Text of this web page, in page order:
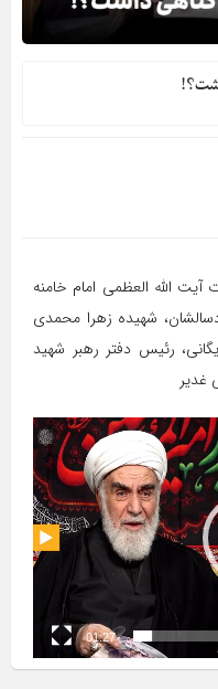
الله العظمی امام خامنه
شهیده زهرا محمدی
رئیس دفتر رهبر شهید
غدیر
01:27